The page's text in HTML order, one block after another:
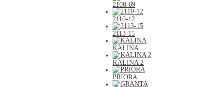
2108-09
2110-12
2113-15
KALINA
KALINA 2
PRIORA